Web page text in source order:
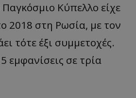
Κύπελλο είχε
2018 στη Ρωσία, με τον
τότε έξι συμμετοχές.
εμφανίσεις σε τρία